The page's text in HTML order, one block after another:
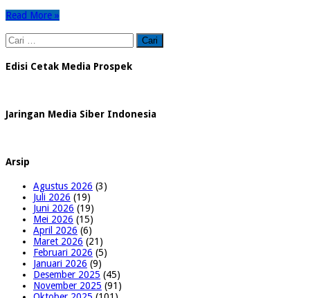
Read More »
Cari
untuk:
Edisi Cetak Media Prospek
Jaringan Media Siber Indonesia
Arsip
Agustus 2026 (3)
Juli 2026 (19)
Juni 2026 (19)
Mei 2026 (15)
April 2026 (6)
Maret 2026 (21)
Februari 2026 (5)
Januari 2026 (9)
Desember 2025 (45)
November 2025 (91)